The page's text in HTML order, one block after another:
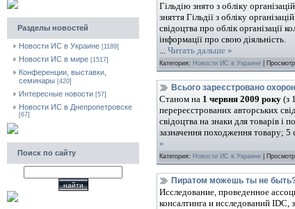
Разделы новостей
Новости ИС в Украине [1189]
Новости ИС в мире [1517]
Конференции, выставки,
семинары [420]
Интересные новости [57]
Новости ИС в Днепропетровске
[67]
Поиск по сайту
Гільдію знято з обліку
зняття Гільдії з обліку
свідоцтва про облік організації
інформації про свою діяльність.
... Читать дальше »
Категория: Новости ИС в Украине |
Всього зареєстровано
Станом на 1 червня 2009 року (з
перереєстрованих авторських
свідоцтва на знаки для товарів і
зазначення походження товару; 5
»
Категория: Новости ИС в Украине |
Пиратом можешь ты не
Исследование, проведенное
консалтинга и исследований